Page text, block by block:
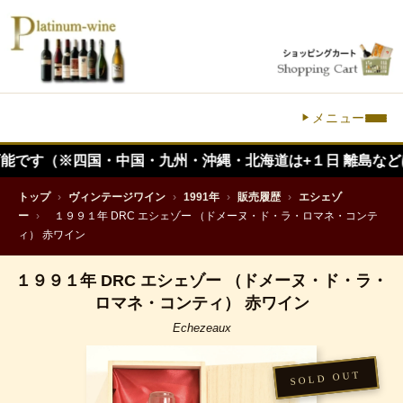
メニュー
中国・九州・沖縄・北海道は+１日 離島などは更に+ とな
トップ › ヴィンテージワイン › 1991年 › 販売履歴 › エシェゾ
ー ›
１９９１年 DRC エシェゾー （ドメーヌ・ド・ラ・ロマネ・コンテ
ィ） 赤ワイン
１９９１年 DRC エシェゾー （ドメーヌ・ド・ラ・
ロマネ・コンティ） 赤ワイン
Echezeaux